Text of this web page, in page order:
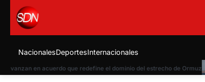
content
NacionalesDeportesInternacionales
en acuerdo que redefine el dominio del estrecho de Ormuz